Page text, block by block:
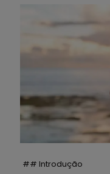
## Introdução